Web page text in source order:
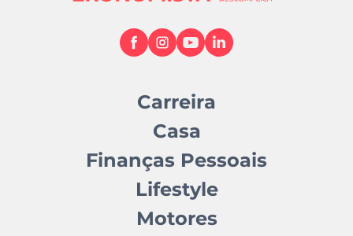
Carreira
Casa
Finanças Pessoais
Lifestyle
Motores